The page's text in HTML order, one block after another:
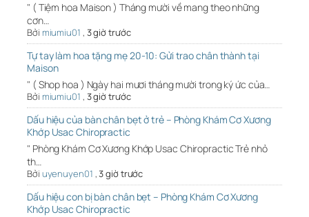
" ( Tiệm hoa Maison ) Tháng mười về mang theo những
cơn…
Bởi miumiu01 , 3 giờ trước
Tự tay làm hoa tặng mẹ 20-10: Gửi trao chân thành tại
Maison
" ( Shop hoa ) Ngày hai mươi tháng mười trong ký ức của…
Bởi miumiu01 , 3 giờ trước
Dấu hiệu của bàn chân bẹt ở trẻ – Phòng Khám Cơ Xương
Khớp Usac Chiropractic
" Phòng Khám Cơ Xương Khớp Usac Chiropractic Trẻ nhỏ
th…
Bởi uyenuyen01 ,3 giờ trước
Dấu hiệu con bị bàn chân bẹt – Phòng Khám Cơ Xương
Khớp Usac Chiropractic